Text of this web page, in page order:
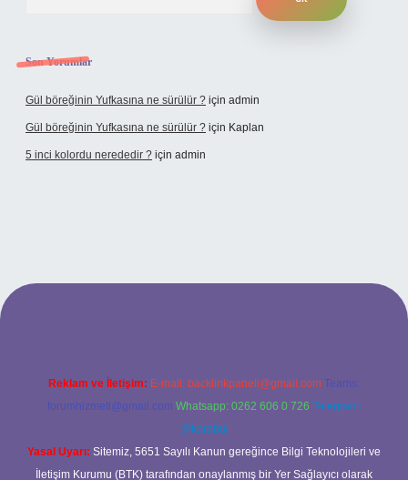
Son Yorumlar
Gül böreğinin Yufkasına ne sürülür ? için admin
Gül böreğinin Yufkasına ne sürülür ? için Kaplan
5 inci kolordu nerededir ? için admin
Reklam ve İletişim: E-mail: backlinkpaneli@gmail.com Teams:
forumhizmeti@gmail.com Whatsapp: 0262 606 0 726 Telegram:
@karabul
Yasal Uyarı: Sitemiz, 5651 Sayılı Kanun gereğince Bilgi Teknolojileri ve
İletişim Kurumu (BTK) tarafından onaylanmış bir Yer Sağlayıcı olarak